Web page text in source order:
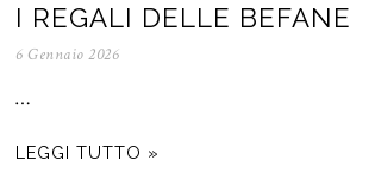
I REGALI DELLE BEFANE
6 Gennaio 2026
…
LEGGI TUTTO »